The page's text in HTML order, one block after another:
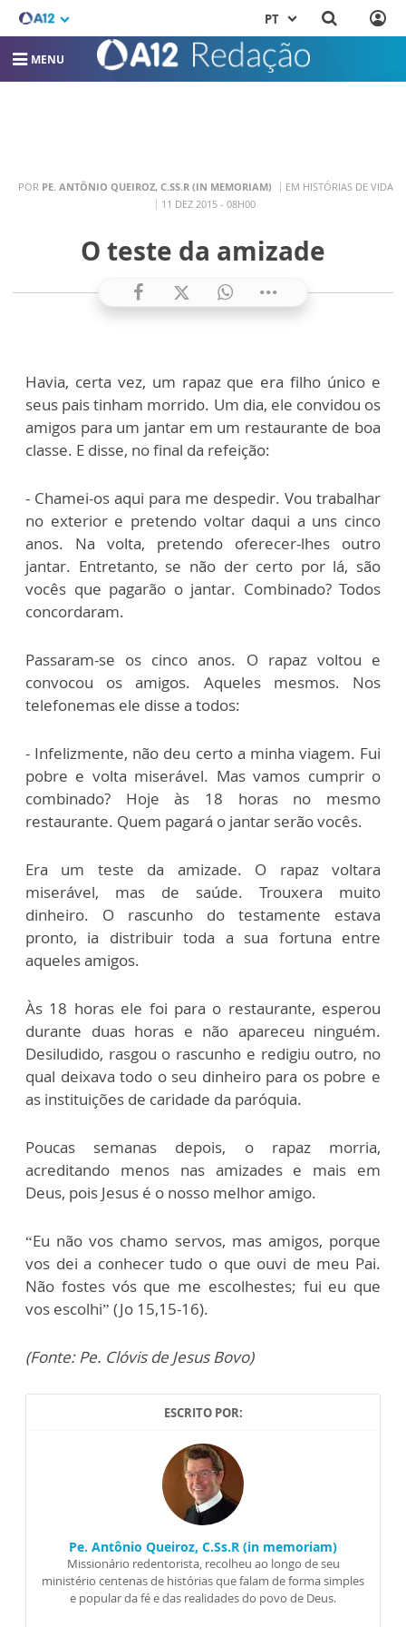
PT
MENU
POR PE. ANTÔNIO QUEIROZ, C.SS.R (IN MEMORIAM)
EM HISTÓRIAS DE VIDA
11 DEZ 2015 - 08H00
O teste da amizade
Havia, certa vez, um rapaz que era filho único e
seus pais tinham morrido. Um dia, ele convidou os
amigos para um jantar em um restaurante de boa
classe. E disse, no final da refeição:
- Chamei-os aqui para me despedir. Vou trabalhar
no exterior e pretendo voltar daqui a uns cinco
anos. Na volta, pretendo oferecer-lhes outro
jantar. Entretanto, se não der certo por lá, são
vocês que pagarão o jantar. Combinado? Todos
concordaram.
Passaram-se os cinco anos. O rapaz voltou e
convocou os amigos. Aqueles mesmos. Nos
telefonemas ele disse a todos:
- Infelizmente, não deu certo a minha viagem. Fui
pobre e volta miserável. Mas vamos cumprir o
combinado? Hoje às 18 horas no mesmo
restaurante. Quem pagará o jantar serão vocês.
Era um teste da amizade. O rapaz voltara
miserável, mas de saúde. Trouxera muito
dinheiro. O rascunho do testamente estava
pronto, ia distribuir toda a sua fortuna entre
aqueles amigos.
Às 18 horas ele foi para o restaurante, esperou
durante duas horas e não apareceu ninguém.
Desiludido, rasgou o rascunho e redigiu outro, no
qual deixava todo o seu dinheiro para os pobre e
as instituições de caridade da paróquia.
Poucas semanas depois, o rapaz morria,
acreditando menos nas amizades e mais em
Deus, pois Jesus é o nosso melhor amigo.
“Eu não vos chamo servos, mas amigos, porque
vos dei a conhecer tudo o que ouvi de meu Pai.
Não fostes vós que me escolhestes; fui eu que
vos escolhi” (Jo 15,15-16).
(Fonte: Pe. Clóvis de Jesus Bovo)
ESCRITO POR:
Pe. Antônio Queiroz, C.Ss.R (in memoriam)
Missionário redentorista, recolheu ao longo de seu
ministério centenas de histórias que falam de forma simples
e popular da fé e das realidades do povo de Deus.